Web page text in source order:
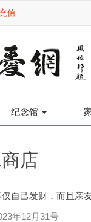
值
纪念馆
店
自己发财，而且亲
年12月31号